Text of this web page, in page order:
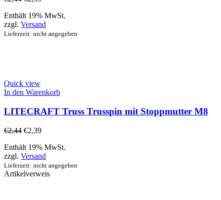
Enthält 19% MwSt.
zzgl. Versand
Lieferzeit: nicht angegeben
Quick view
In den Warenkorb
LITECRAFT Truss Trusspin mit Stoppmutter M8
€2,44 €2,39
Enthält 19% MwSt.
zzgl. Versand
Lieferzeit: nicht angegeben
Artikelverweis